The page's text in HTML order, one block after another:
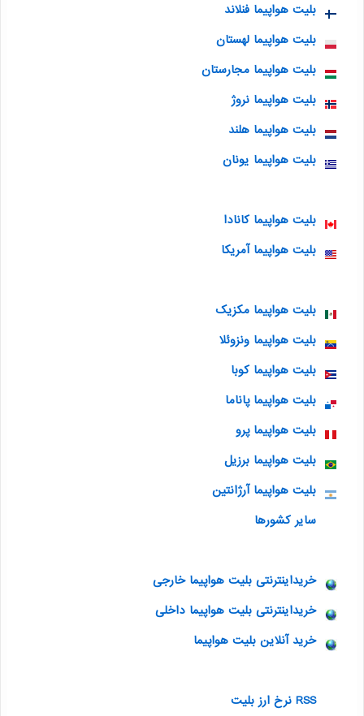
بلیت هواپیما فنلاند
بلیت هواپیما لهستان
بلیت هواپیما مجارستان
بلیت هواپیما نروژ
بلیت هواپیما هلند
بلیت هواپیما یونان
بلیت هواپیما کانادا
بلیت هواپیما آمریکا
بلیت هواپیما مکزیک
بلیت هواپیما ونزوئلا
بلیت هواپیما کوبا
بلیت هواپیما پاناما
بلیت هواپیما پرو
بلیت هواپیما برزیل
بلیت هواپیما آرژانتین
سایر کشورها
خریداینترنتی بلیت هواپیما خارجی
خریداینترنتی بلیت هواپیما داخلی
خرید آنلاین بلیت هواپیما
RSS نرخ ارز بلیت